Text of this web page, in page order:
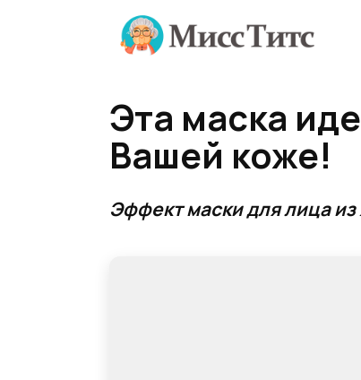
Эта маска
Вашей коже!
Эффект маски для лица